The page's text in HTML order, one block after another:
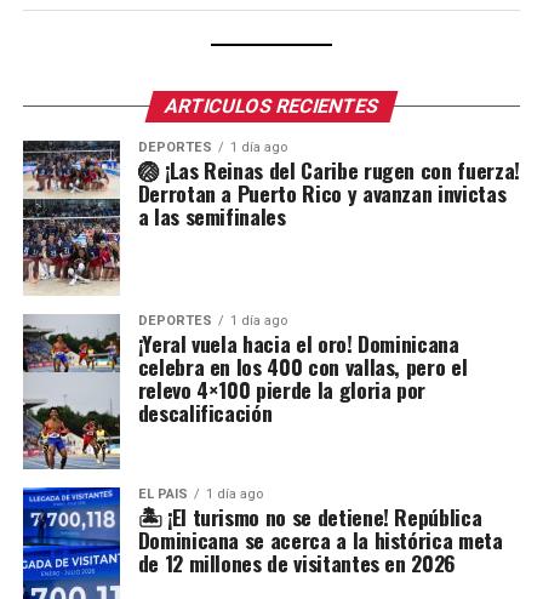
ARTICULOS RECIENTES
DEPORTES 1 día ago
🏐 ¡Las Reinas del Caribe rugen con fuerza!
Derrotan a Puerto Rico y avanzan invictas
a las semifinales
DEPORTES 1 día ago
¡Yeral vuela hacia el oro! Dominicana
celebra en los 400 con vallas, pero el
relevo 4×100 pierde la gloria por
descalificación
EL PAIS 1 día ago
🏝️ ¡El turismo no se detiene! República
Dominicana se acerca a la histórica meta
de 12 millones de visitantes en 2026